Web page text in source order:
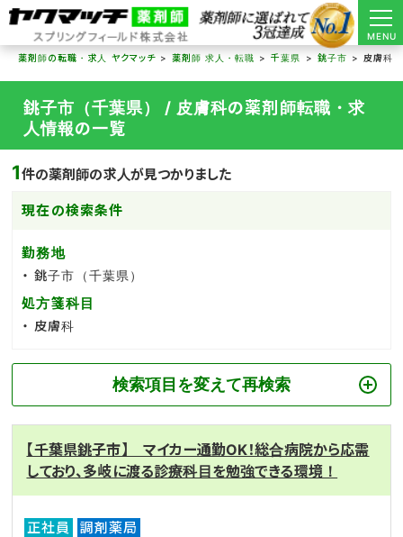
MENU
薬剤師の転職・求人 ヤクマッチ
薬剤師 求人・転職 千葉県 銚子市 皮膚科
銚子市（千葉県） / 皮膚科の薬剤師転職・求
人情報の一覧
1件の薬剤師の求人が見つかりました
現在の検索条件
勤務地
銚子市（千葉県）
処方箋科目
皮膚科
検索項目を変えて再検索
【千葉県銚子市】 マイカー通勤OK！総合病院から応需
しており、多岐に渡る診療科目を勉強できる環境！
正社員 調剤薬局